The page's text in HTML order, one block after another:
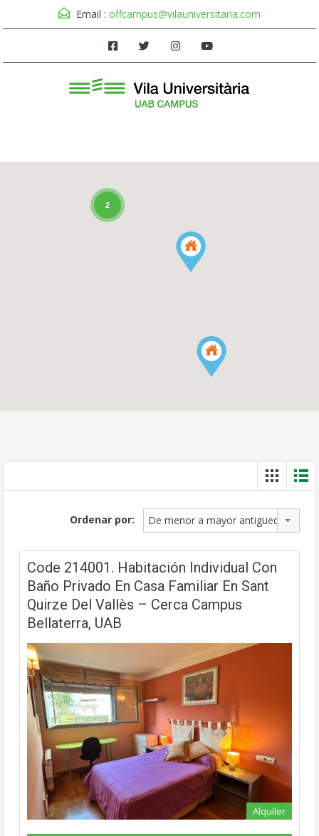
Email : offcampus@vilauniversitaria.com
2
Ordenar por: De menor a mayor antigüedad
Code 214001. Habitación Individual Con
Baño Privado En Casa Familiar En Sant
Quirze Del Vallès – Cerca Campus
Bellaterra, UAB
Alquiler